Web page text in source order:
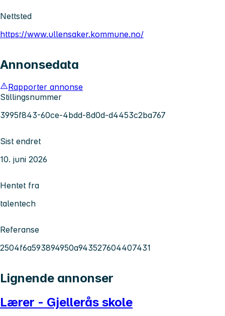
Nettsted
https://www.ullensaker.kommune.no/
Annonsedata
Rapporter annonse
Stillingsnummer
3995f843-60ce-4bdd-8d0d-d4453c2ba767
Sist endret
10. juni 2026
Hentet fra
talentech
Referanse
2504f6a593894950a943527604407431
Lignende annonser
Lærer - Gjellerås skole